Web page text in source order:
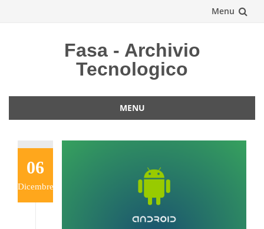
Menu
Fasa - Archivio
Tecnologico
MENU
contenuto
06
Dicembre